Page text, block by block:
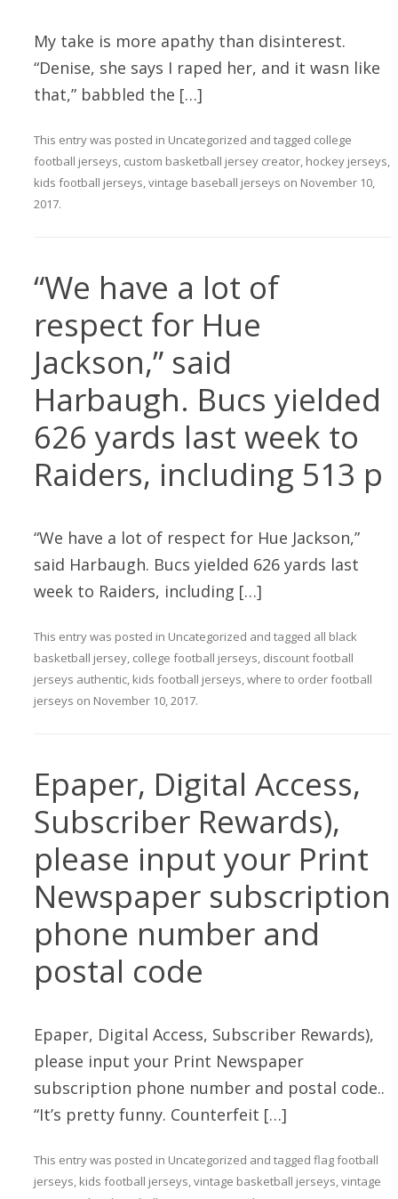
My take is more apathy than disinterest.
“Denise, she says I raped her, and it wasn like
that,” babbled the […]
This entry was posted in Uncategorized and tagged college
football jerseys, custom basketball jersey creator, hockey jerseys,
kids football jerseys,vintage baseball jerseys on November 10,
2017.
“We have a lot of
respect for Hue
Jackson,” said
Harbaugh. Bucs yielded
626 yards last week to
Raiders, including 513 p
“We have a lot of respect for Hue Jackson,”
said Harbaugh. Bucs yielded 626 yards last
week to Raiders, including […]
This entry was posted in Uncategorized and tagged all black
basketball jersey, college football jerseys, discount football
jerseys authentic, kids football jerseys,where to order football
jerseys on November 10, 2017.
Epaper, Digital Access,
Subscriber Rewards),
please input your Print
Newspaper subscription
phone number and
postal code
Epaper, Digital Access, Subscriber Rewards),
please input your Print Newspaper
subscription phone number and postal code..
“It’s pretty funny. Counterfeit […]
This entry was posted in Uncategorized and tagged flag football
jerseys, kids football jerseys,vintage basketball jerseys,vintage